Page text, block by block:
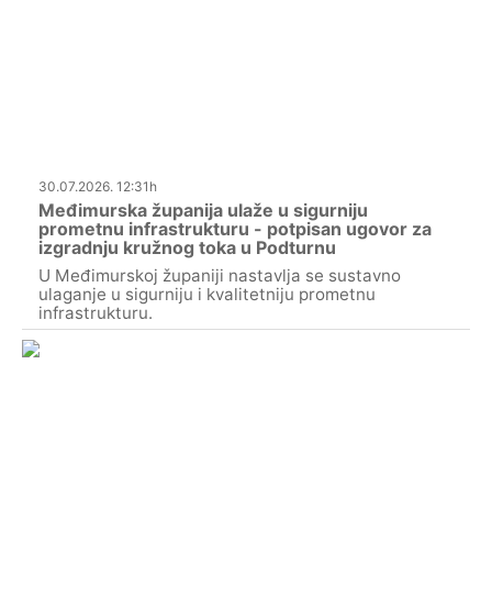
30.07.2026. 12:31h
Međimurska županija ulaže u sigurniju
prometnu infrastrukturu - potpisan ugovor za
izgradnju kružnog toka u Podturnu
U Međimurskoj županiji nastavlja se sustavno
ulaganje u sigurniju i kvalitetniju prometnu
infrastrukturu.